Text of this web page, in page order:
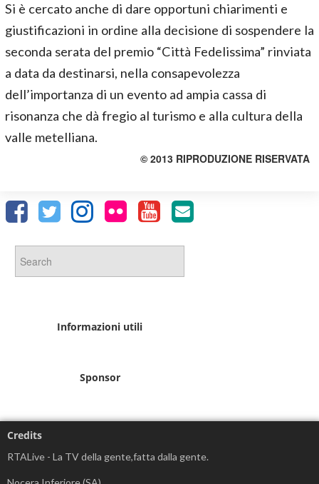
Si è cercato anche di dare opportuni chiarimenti e
giustificazioni in ordine alla decisione di sospendere la
seconda serata del premio “Città Fedelissima” rinviata
a data da destinarsi, nella consapevolezza
dell’importanza di un evento ad ampia cassa di
risonanza che dà fregio al turismo e alla cultura della
valle metelliana.
© 2013 RIPRODUZIONE RISERVATA
Informazioni utili
Sponsor
Credits
RTALive - La TV della gente,fatta dalla gente.